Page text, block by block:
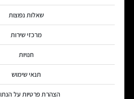
שאלות נפוצות
מרכזי שירות
חנויות
תנאי שימוש
הצהרת פרטיות על